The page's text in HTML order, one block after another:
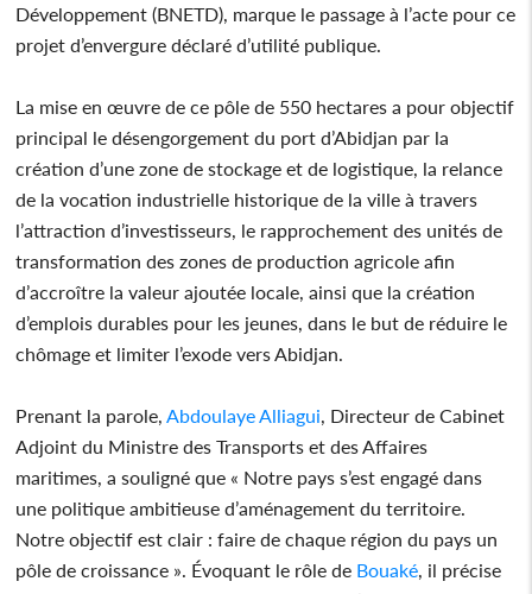
Développement (BNETD), marque le passage à l’acte pour ce
projet d’envergure déclaré d’utilité publique.
La mise en œuvre de ce pôle de 550 hectares a pour objectif
principal le désengorgement du port d’Abidjan par la
création d’une zone de stockage et de logistique, la relance
de la vocation industrielle historique de la ville à travers
l’attraction d’investisseurs, le rapprochement des unités de
transformation des zones de production agricole afin
d’accroître la valeur ajoutée locale, ainsi que la création
d’emplois durables pour les jeunes, dans le but de réduire le
chômage et limiter l’exode vers Abidjan.
Prenant la parole, Abdoulaye Alliagui, Directeur de Cabinet
Adjoint du Ministre des Transports et des Affaires
maritimes, a souligné que « Notre pays s’est engagé dans
une politique ambitieuse d’aménagement du territoire.
Notre objectif est clair : faire de chaque région du pays un
pôle de croissance ». Évoquant le rôle de Bouaké, il précise